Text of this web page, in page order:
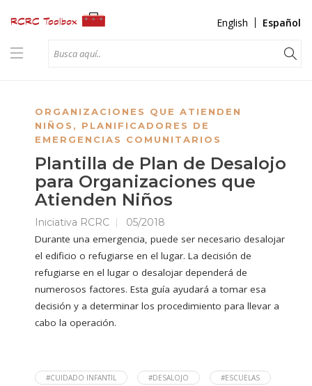
English Español
ORGANIZACIONES QUE ATIENDEN
NIÑOS , PLANIFICADORES DE
EMERGENCIAS COMUNITARIOS
Plantilla de Plan de Desalojo
para Organizaciones que
Atienden Niños
Iniciativa RCRC
05/2018
Durante una emergencia, puede ser necesario desalojar
el edificio o refugiarse en el lugar. La decisión de
refugiarse en el lugar o desalojar dependerá de
numerosos factores. Esta guía ayudará a tomar esa
decisión y a determinar los procedimiento para llevar a
cabo la operación.
#CUIDADO INFANTIL #DESALOJO
#ESCUELAS